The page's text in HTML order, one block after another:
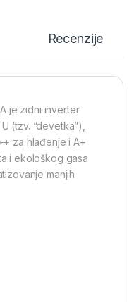
Recenzije
je zidni inverter
(tzv. “devetka”),
za hlađenje i A+
i ekološkog gasa
manjih